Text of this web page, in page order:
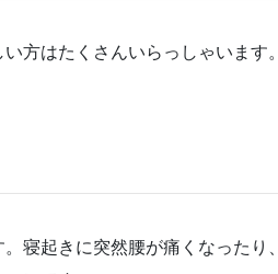
方はたくさんいらっしゃいます。
寝起きに突然腰が痛くなったり、